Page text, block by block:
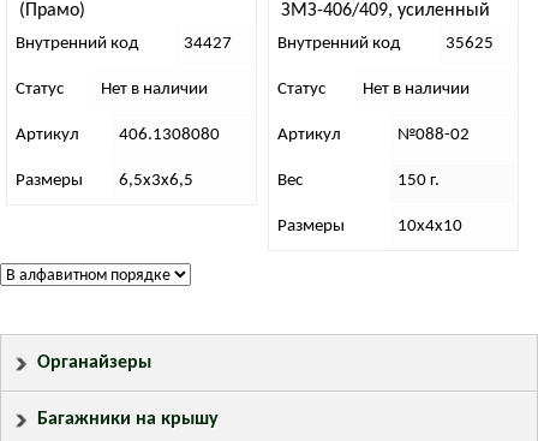
(Прамо)
Внутренний код 34427
Статус Нет в наличии
Артикул 406.1308080
Размеры 6,5х3х6,5
ЗМЗ-406/409, усиленный
(АДС)
Внутренний код 35625
Статус Нет в наличии
Артикул №088-02
Вес 150 г.
Размеры 10х4х10
Органайзеры
Багажники на крышу